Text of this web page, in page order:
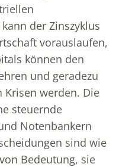
der Zinszyklus
vorauslaufen,
können den
und geradezu
Krisen werden. Die
steuernde
Notenbankern
sind wie
Bedeutung, sie